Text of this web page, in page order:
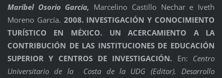
Maribel Osorio García, Marcelino Castillo Nechar e Iveth
Moreno García. 2008. INVESTIGACIÓN Y CONOCIMIENTO
TURÍSTICO EN MÉXICO. UN ACERCAMIENTO A LA
CONTRIBUCIÓN DE LAS INSTITUCIONES DE EDUCACIÓN
SUPERIOR Y CENTROS DE INVESTIGACIÓN. En: Centro
Universitario de la Costa de la UDG (Editor). Desarrollo